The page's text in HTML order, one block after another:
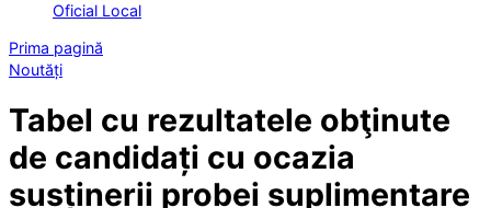
Oficial Local
Prima pagină
Noutăți
Tabel cu rezultatele obţinute
de candidați cu ocazia
susținerii probei suplimentare